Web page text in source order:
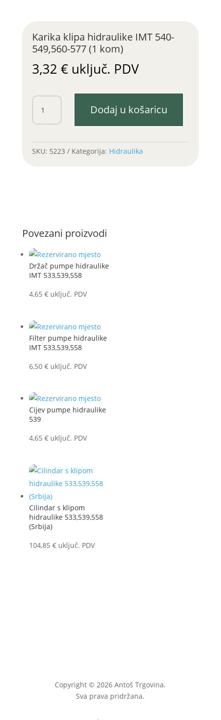
Karika klipa hidraulike IMT 540-
549,560-577 (1 kom)
3,32 € uključ. PDV
Karika
klipa
hidraulike
Dodaj u košaricu
SKU: 5223 Kategorija: Hidraulika
Povezani proizvodi
Držač pumpe hidraulike
IMT 533,539,558
4,65 € uključ. PDV
Filter pumpe hidraulike
IMT 533,539,558
6,50 € uključ. PDV
Cijev pumpe hidraulike
539
4,65 € uključ. PDV
Cilindar s klipom
hidraulike 533,539,558
(Srbija)
104,85 € uključ. PDV
Copyright © 2026 Antoš Trgovina.
Sva prava pridržana.